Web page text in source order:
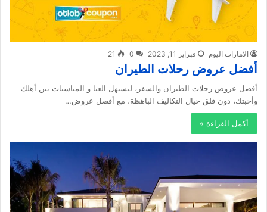
الامارات اليوم فبراير 11, 2023 0
21
أفضل عروض رحلات الطيران
أفضل عروض رحلات الطيران والسفر، لتستهل العيا و المناسبات بين أهلك
وأحبتك، دون قلق حيال التكاليف الباهظة، مع أفضل عروض…
أكمل القراءة »